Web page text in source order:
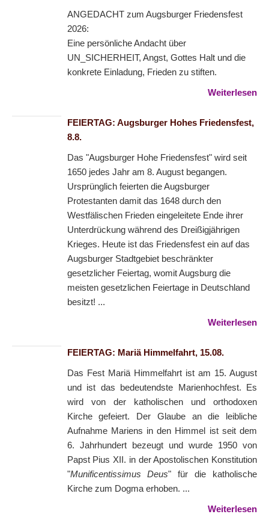
ANGEDACHT zum Augsburger Friedensfest
2026:
Eine persönliche Andacht über
UN_SICHERHEIT, Angst, Gottes Halt und die
konkrete Einladung, Frieden zu stiften.
Weiterlesen
FEIERTAG: Augsburger Hohes Friedensfest,
8.8.
Das "Augsburger Hohe Friedensfest" wird seit
1650 jedes Jahr am 8. August begangen.
Ursprünglich feierten die Augsburger
Protestanten damit das 1648 durch den
Westfälischen Frieden eingeleitete Ende ihrer
Unterdrückung während des Dreißigjährigen
Krieges. Heute ist das Friedensfest ein auf das
Augsburger Stadtgebiet beschränkter
gesetzlicher Feiertag, womit Augsburg die
meisten gesetzlichen Feiertage in Deutschland
besitzt! ...
Weiterlesen
FEIERTAG: Mariä Himmelfahrt, 15.08.
Das Fest Mariä Himmelfahrt ist am 15. August
und ist das bedeutendste Marienhochfest. Es
wird von der katholischen und orthodoxen
Kirche gefeiert. Der Glaube an die leibliche
Aufnahme Mariens in den Himmel ist seit dem
6. Jahrhundert bezeugt und wurde 1950 von
Papst Pius XII. in der Apostolischen Konstitution
"Munificentissimus Deus" für die katholische
Kirche zum Dogma erhoben. ...
Weiterlesen